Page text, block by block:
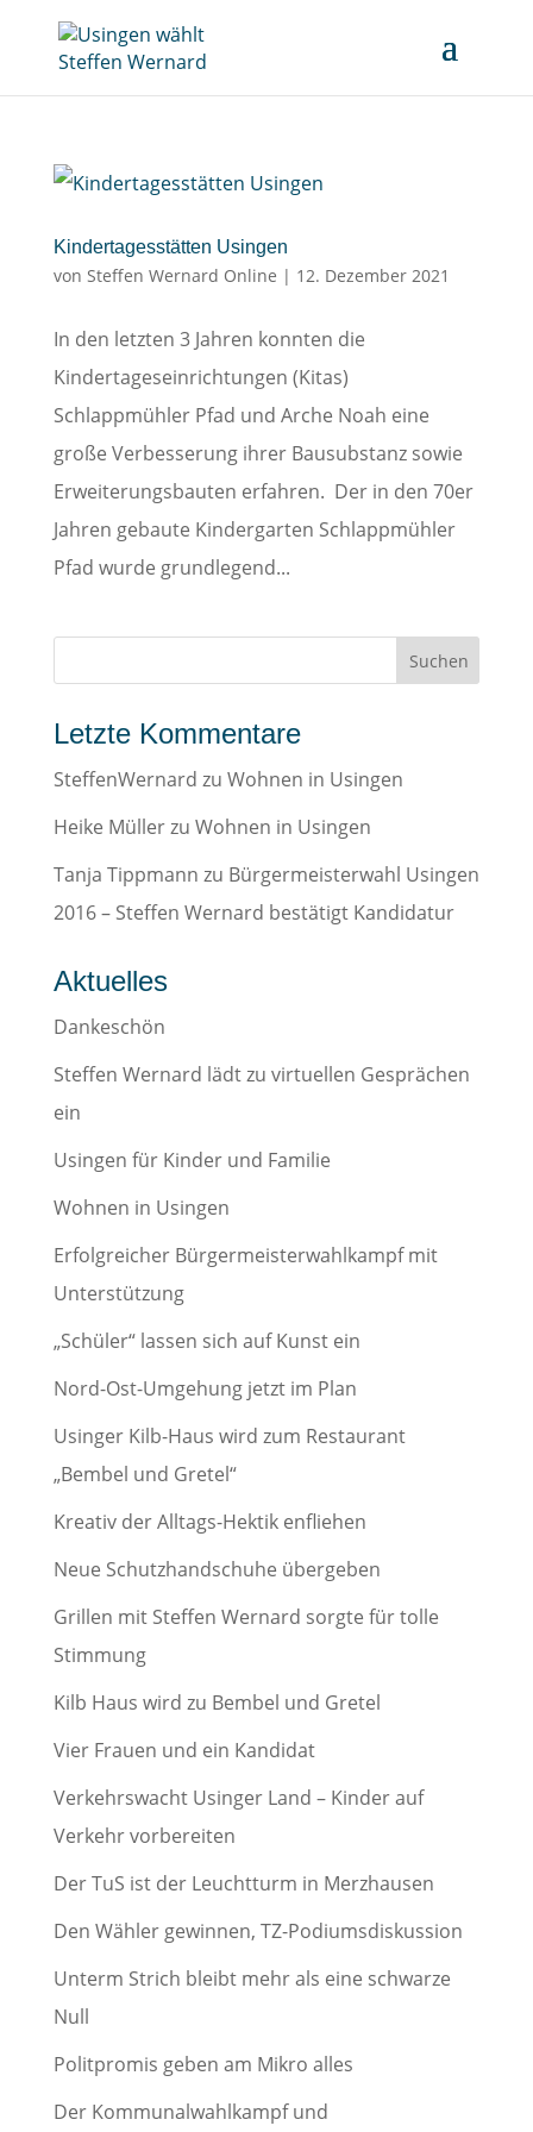
Kindertagesstätten Usingen
von Steffen Wernard Online | 12. Dezember 2021
In den letzten 3 Jahren konnten die
Kindertageseinrichtungen (Kitas)
Schlappmühler Pfad und Arche Noah eine
große Verbesserung ihrer Bausubstanz sowie
Erweiterungsbauten erfahren. Der in den 70er
Jahren gebaute Kindergarten Schlappmühler
Pfad wurde grundlegend...
Letzte Kommentare
SteffenWernard zu Wohnen in Usingen
Heike Müllerzu Wohnen in Usingen
Tanja Tippmann zu Bürgermeisterwahl Usingen
2016 – Steffen Wernard bestätigt Kandidatur
Aktuelles
Dankeschön
Steffen Wernard lädt zu virtuellen Gesprächen
ein
Usingen für Kinder und Familie
Wohnen in Usingen
Erfolgreicher Bürgermeisterwahlkampf mit
Unterstützung
„Schüler“ lassen sich auf Kunst ein
Nord-Ost-Umgehung jetzt im Plan
Usinger Kilb-Haus wird zum Restaurant
„Bembel und Gretel“
Kreativ der Alltags-Hektik enfliehen
Neue Schutzhandschuhe übergeben
Grillen mit Steffen Wernard sorgte für tolle
Stimmung
Kilb Haus wird zu Bembel und Gretel
Vier Frauen und ein Kandidat
Verkehrswacht Usinger Land – Kinder auf
Verkehr vorbereiten
Der TuS ist der Leuchtturm in Merzhausen
Den Wähler gewinnen, TZ-Podiumsdiskussion
Unterm Strich bleibt mehr als eine schwarze
Null
Politpromis geben am Mikro alles
Der Kommunalwahlkampf und